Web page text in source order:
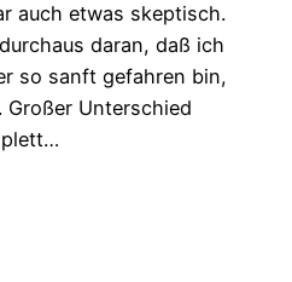
auch etwas skeptisch.
daran, daß ich
so sanft gefahren bin,
Unterschied